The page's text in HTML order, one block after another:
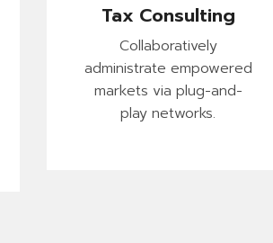
Tax Consulting
Collaboratively
administrate empowered
markets via plug-and-
play networks.